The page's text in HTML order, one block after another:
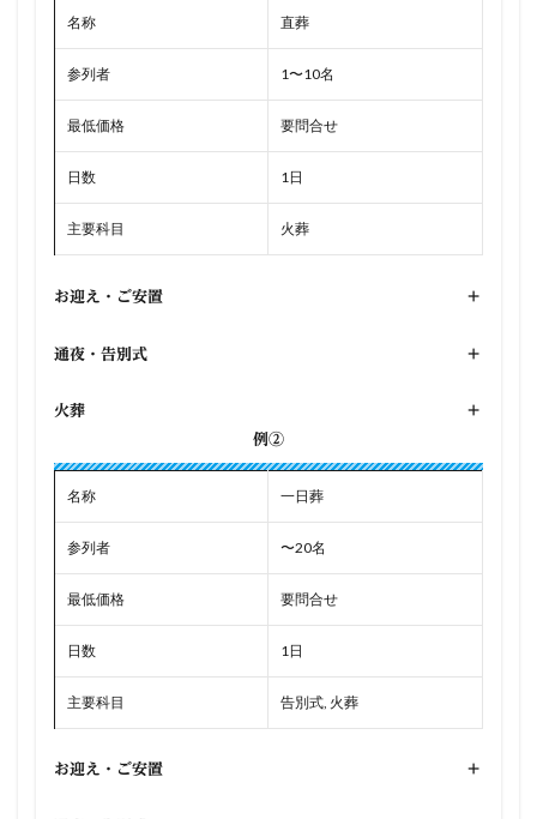
名称 直葬
参列者 1〜10名
最低価格 要問合せ
日数 1日
主要科目 火葬
お迎え・ご安置 +
通夜・告別式 +
火葬
+
例②
名称 一日葬
参列者 〜20名
最低価格 要問合せ
日数 1日
主要科目 告別式, 火葬
お迎え・ご安置 +